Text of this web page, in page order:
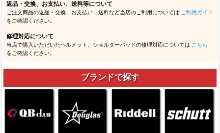
返品・交換、お支払い、送料等について
ご注文商品の返品・交換、お支払い、送料など当店のご利用については ご利用ガイド
をご確認ください。
修理対応について
当店で購入いただいたヘルメット、ショルダーパッドの修理対応については こちら
をご確認ください。
ブランドで探す